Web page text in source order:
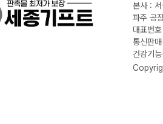
본사 :
파주 공
대표번
통신판
건강기